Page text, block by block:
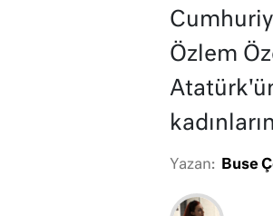
Özlem
Yazan: Buse